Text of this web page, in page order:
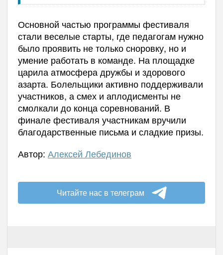
Основной частью программы фестиваля
стали веселые старты, где педагогам нужно
было проявить не только сноровку, но и
умение работать в команде. На площадке
царила атмосфера дружбы и здорового
азарта. Болельщики активно поддерживали
участников, а смех и аплодисменты не
смолкали до конца соревнований. В
финале фестиваля участникам вручили
благодарственные письма и сладкие призы.
Автор: Алексей Лебединов
Читайте нас в телеграм